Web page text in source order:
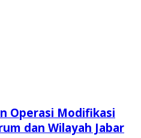
Operasi Modifikasi
dan Wilayah Jabar